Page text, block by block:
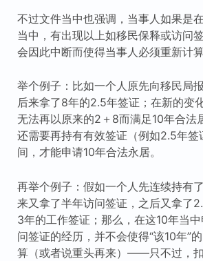
不过文件当中也强调，当事人如果是
当中，有出现以上如移民保释或访问
会因此中断而使得当事人必须重新计算
举个例子：比如一个人原先向移民局
后来拿了8年的2.5年签证；在新的变
无法再以原来的2＋8而满足10年合法
还需要再持有有效签证（例如2.5年签
间，才能申请10年合法永居。
再举个例子：假如一个人先连续持有
来又拿了半年访问签证，之后又拿了
3年的工作签证；那么，在这10年当
问签证的经历，并不会使得“该10年”
算（或者说重头再来）——只不过，